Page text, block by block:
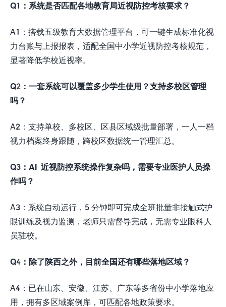
Q1 ：系统是否匹配各地教育局近视防控考核要求？
A1：搭载五级教育大数据管理平台，可一键生成标准化视
力台账与上报报表，适配全国中小学近视防控考核规范，
显著降低学校近视率。
Q2 ：一套系统可以覆盖多少学生使用？支持多校区管理
吗？
A2：支持单校、多校区、区县区域级批量部署，一人一档
视力档案终身跟随，跨校区数据统一管理汇总。
Q3 ： AI 近视防控系统操作复杂吗，需要专业医护人员操
作吗？
A3：系统自动运行，5 分钟即可完成全班批量非接触式护
眼训练及视力监测，老师只需督导完成，无需专业眼科人
员驻校。
Q4 ：除了陕西之外，目前全国还有哪些落地区域？
A4：已在山东、安徽、江苏、广东等多省份中小学落地应
用，拥有多区域案例库，可匹配各地政策要求。